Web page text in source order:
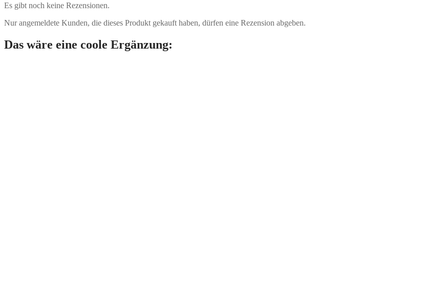
Es gibt noch keine Rezensionen.
Nur angemeldete Kunden, die dieses Produkt gekauft haben, dürfen eine Rezension abgeben.
Das wäre eine coole Ergänzung: